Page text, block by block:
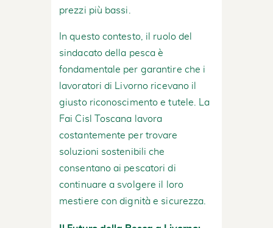
prezzi più bassi.
In questo contesto, il ruolo del
sindacato della pesca è
fondamentale per garantire che i
lavoratori di Livorno ricevano il
giusto riconoscimento e tutele. La
Fai Cisl Toscana lavora
costantemente per trovare
soluzioni sostenibili che
consentano ai pescatori di
continuare a svolgere il loro
mestiere con dignità e sicurezza.